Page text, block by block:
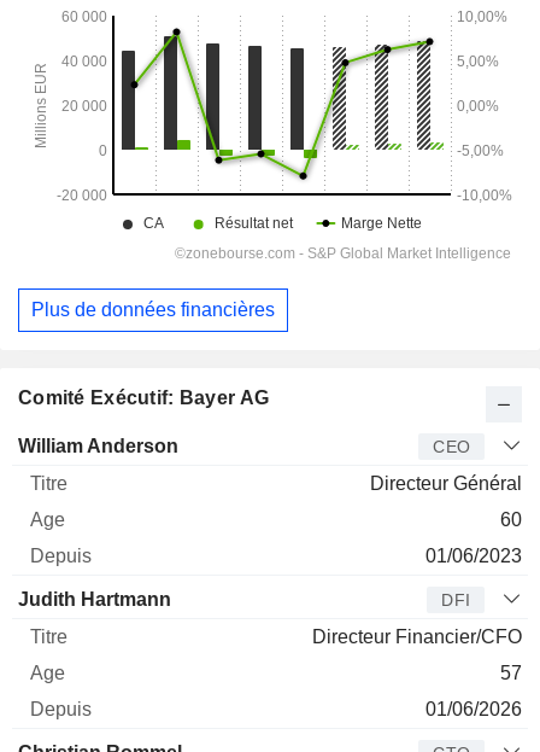
Comité Exécutif: Bayer AG
Dirigeant Titre Age
William Anderson CEO
Directeur Général
60
01/06/2023
Judith Hartmann DFI
Directeur Financier/CFO
57
01/06/2026
Plus de données financières